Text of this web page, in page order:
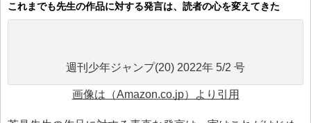
これまでも先生の作品に対する発言は、読者の心を変えてきた
週刊少年ジャンプ(20) 2022年 5/2 号
画像は（Amazon.co.jp）より引用